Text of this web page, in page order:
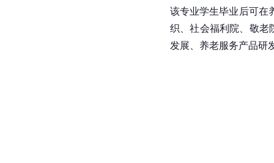
该专业学生毕业后可在
织、社会福利院、敬老
发展、养老服务产品研